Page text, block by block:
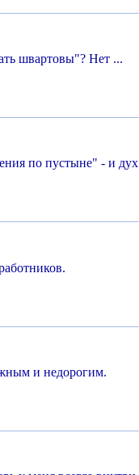
швартовы"? Нет ...
по пустыне" - и дух
и недорогим.